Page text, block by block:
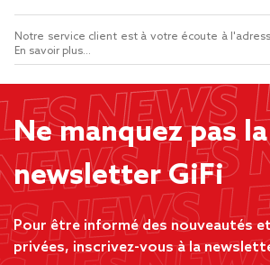
Notre service client est à votre écoute à
En savoir plus...
Ne manquez pas la
newsletter GiFi
Pour être informé des nouveautés
privées, inscrivez-vous à la